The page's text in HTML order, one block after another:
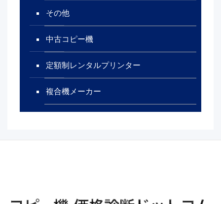
その他
中古コピー機
定額制レンタルプリンター
複合機メーカー